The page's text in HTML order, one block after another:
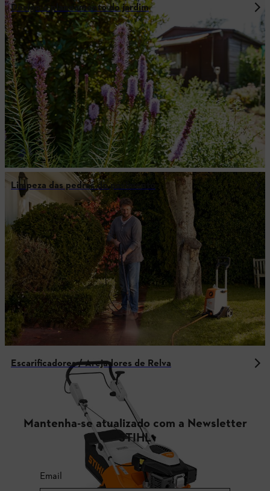
Design e planeamento do jardim
Limpeza das pedras do pavimento
Escarificadores / Arejadores de Relva
Mantenha-se atualizado com a Newsletter
STIHL
Email